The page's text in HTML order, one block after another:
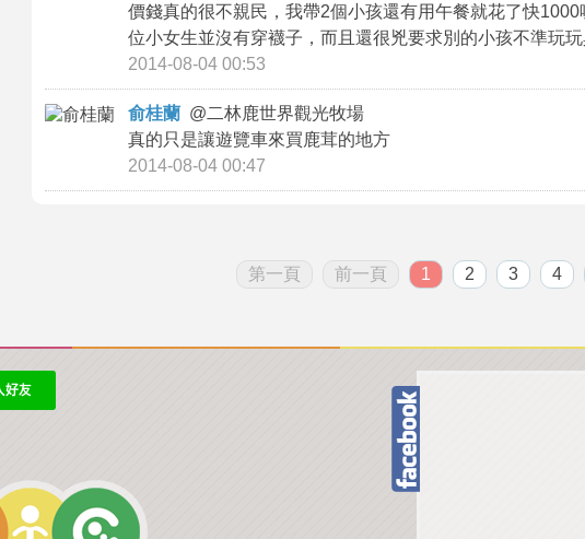
價錢真的很不親民，我帶2個小孩還有用午餐就花了快
位小女生並沒有穿襪子，而且還很兇要求別的小孩不準玩
2014-08-04 00:53
俞桂蘭 @二林鹿世界觀光牧場
真的只是讓遊覽車來買鹿茸的地方
2014-08-04 00:47
第一頁 前一頁 1 2 3 4